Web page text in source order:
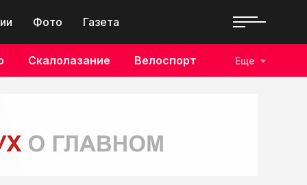
Фото Газета
Скалолазание Велоспорт Еще